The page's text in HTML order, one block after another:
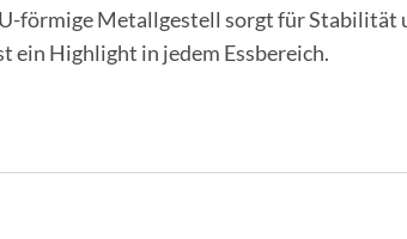
förmige Metallgestell sorgt für Stabilität
ein Highlight in jedem Essbereich.